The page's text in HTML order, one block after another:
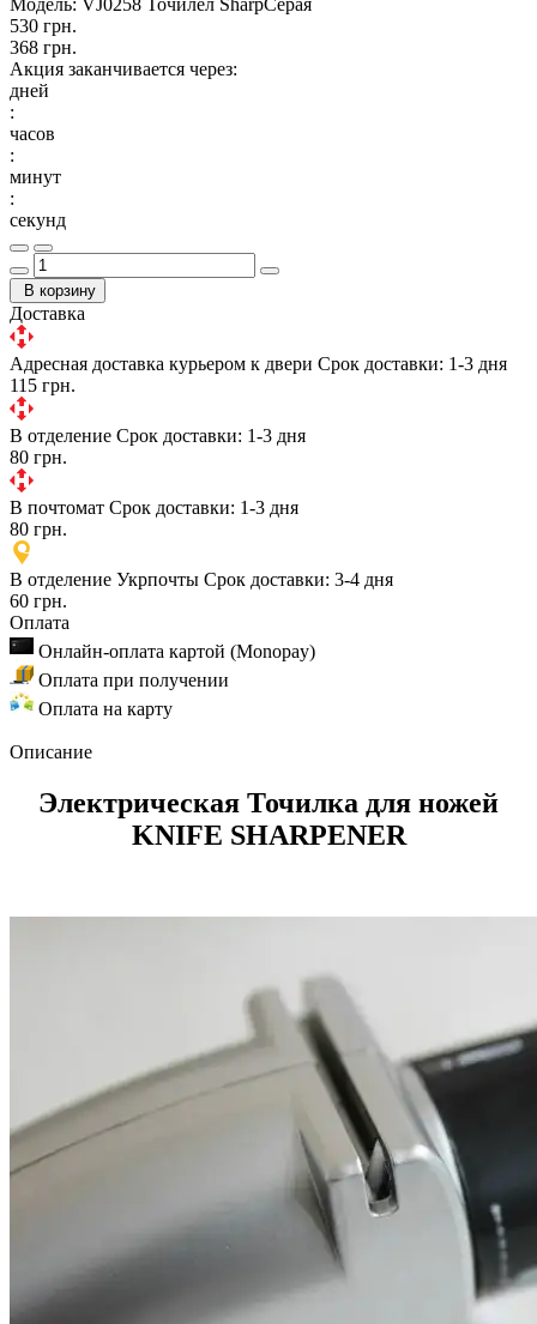
530 грн.
368 грн.
Акция заканчивается через:
дней
:
часов
:
минут
:
секунд
В корзину
Доставка
Адресная доставка курьером к двери Срок доставки: 1-3 дня
115 грн.
В отделение Срок доставки: 1-3 дня
80 грн.
В почтомат Срок доставки: 1-3 дня
80 грн.
В отделение Укрпочты Срок доставки: 3-4 дня
60 грн.
Оплата
Онлайн-оплата картой (Monopay)
Оплата при получении
Оплата на карту
Описание
Электрическая Точилка для ножей
KNIFE SHARPENER